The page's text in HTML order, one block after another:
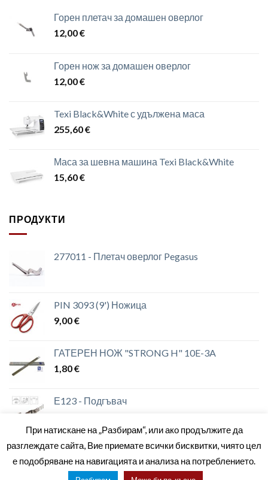
Горен плетач за домашен оверлог
12,00€
Горен нож за домашен оверлог
12,00€
Texi Black&White с удължена маса
255,60€
Маса за шевна машина Texi Black&White
15,60€
ПРОДУКТИ
277011 - Плетач оверлог Pegasus
PIN 3093 (9') Ножица
9,00€
ГАТЕРЕН НОЖ "STRONG H" 10E-3A
1,80€
Е123 - Подгъвач
ЗА НАС МАГАЗИНИ КОНТАКТИ ОБЩИ УСЛОВИЯ
При натискане на „Разбирам“, или ако продължите да
разглеждате сайта, Вие приемате всички бисквитки, чиято цел
е подобряване на навигацията и анализа на потреблението.